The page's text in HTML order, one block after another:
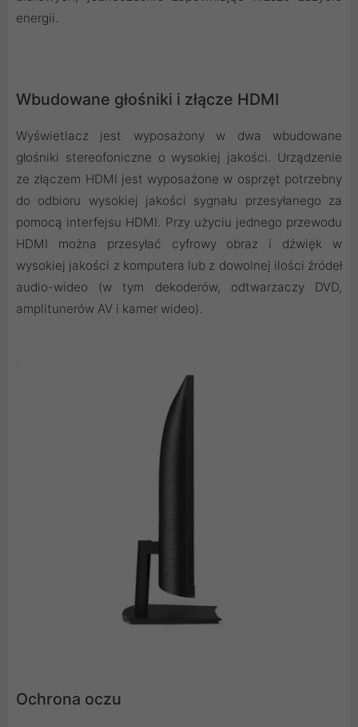
energii.
Wbudowane głośniki i złącze HDMI
Wyświetlacz jest wyposażony w dwa wbudowane
głośniki stereofoniczne o wysokiej jakości. Urządzenie
ze złączem HDMI jest wyposażone w osprzęt potrzebny
do odbioru wysokiej jakości sygnału przesyłanego za
pomocą interfejsu HDMI. Przy użyciu jednego przewodu
HDMI można przesyłać cyfrowy obraz i dźwięk w
wysokiej jakości z komputera lub z dowolnej ilości źródeł
audio-wideo (w tym dekoderów, odtwarzaczy DVD,
amplitunerów AV i kamer wideo).
Ochrona oczu